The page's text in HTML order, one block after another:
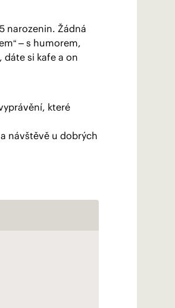
narozenin. Žádná
– s humorem,
dáte si kafe a on
které
návštěvě u dobrých